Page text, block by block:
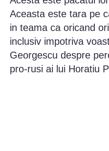
Aceasta este tara pe
in teama ca oricand
inclusiv impotriva
Georgescu despre
pro-rusi ai lui Horatiu